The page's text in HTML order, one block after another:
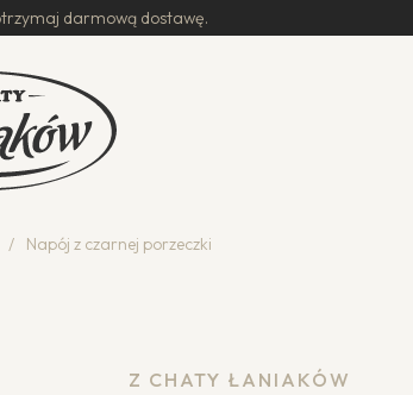
darmową dostawę.
/ Napój z czarnej porzeczki
Z CHATY ŁANIAKÓW